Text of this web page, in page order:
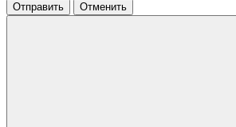
Отправить Отменить